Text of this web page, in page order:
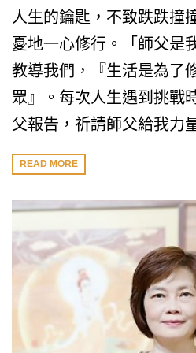
人生的鑰匙，不致跌跌撞
憂地一心修行。「師父是
教導我們，『生活是為了
眾』。每次人生遇到挑戰
父報告，祈請師父給我力
READ MORE